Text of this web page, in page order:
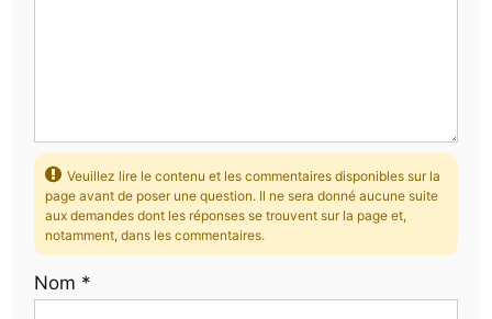
Veuillez lire le contenu et les commentaires disponibles sur la
page avant de poser une question. Il ne sera donné aucune suite
aux demandes dont les réponses se trouvent sur la page et,
notamment, dans les commentaires.
Nom *